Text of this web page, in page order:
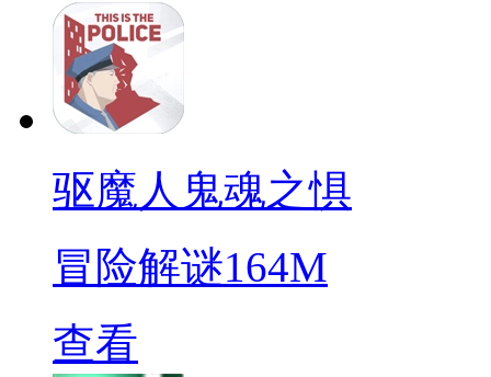
驱魔人鬼魂之惧
冒险解谜164M
查看